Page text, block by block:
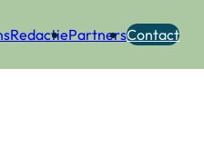
RedactiePartnersContact